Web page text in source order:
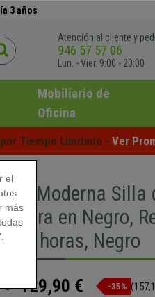
3 años
Atención al cliente y
946 57 57 06
Lun. - Vier. 9:00 - 20:00
Mobiliario de
Oficina
Tiempo Limitado - Ver
Moderna Silla
en Negro,
8 horas, Negro
€ 129,90 € -35%
el
más